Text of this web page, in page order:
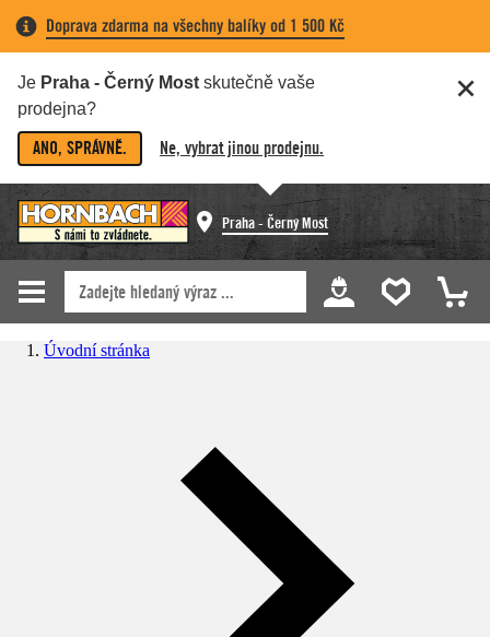
Doprava zdarma na všechny balíky od 1 500 Kč
Je Praha - Černý Most skutečně vaše
prodejna?
ANO, SPRÁVNĚ. Ne, vybrat jinou prodejnu.
Praha - Černý Most
Úvodní stránka